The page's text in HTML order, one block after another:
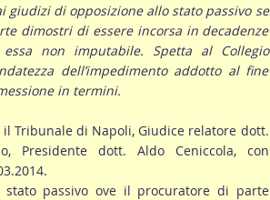
giudizi di opposizione allo stato passivo se
dimostri di essere incorsa in decadenze
non imputabile. Spetta al Collegio
dell’impedimento addotto al fine
in termini.
il Tribunale di Napoli, Giudice relatore dott.
Presidente dott. Aldo Ceniccola, con
passivo ove il procuratore di parte